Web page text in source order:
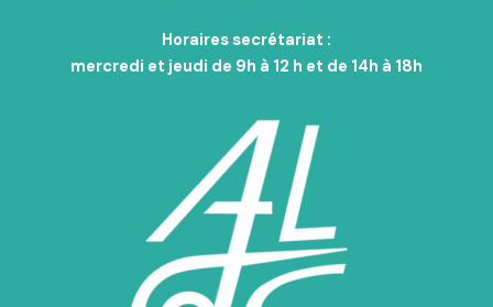
Horaires secrétariat :
mercredi et jeudi de 9h à 12 h et de 14h à 18h